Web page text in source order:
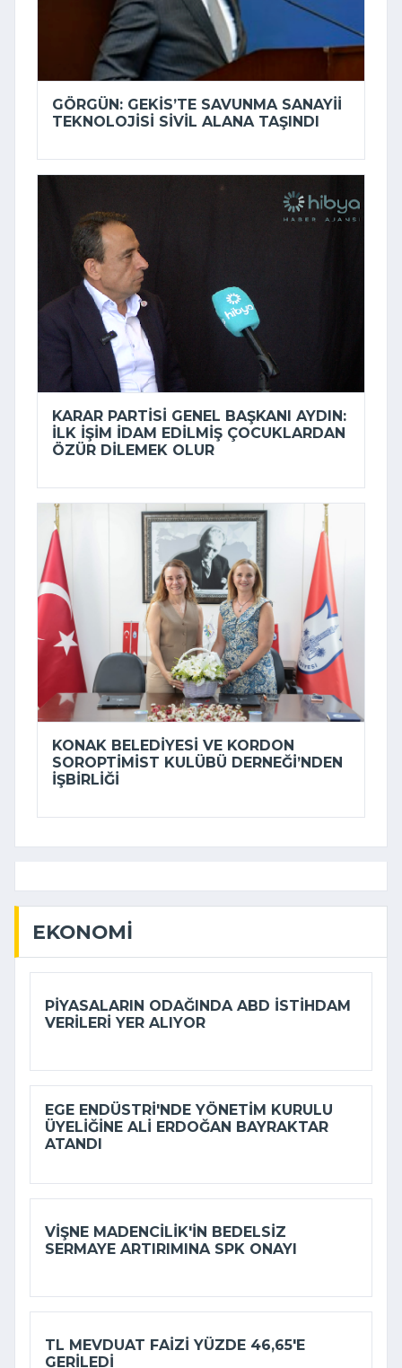
GÖRGÜN: GEKİS’TE SAVUNMA SANAYII
TEKNOLOJISI SIVIL ALANA TAŞINDI
KARAR PARTISI GENEL BAŞKANI AYDIN:
İLK IŞIM IDAM EDILMIŞ ÇOCUKLARDAN
ÖZÜR DILEMEK OLUR
KONAK BELEDIYESI VE KORDON
SOROPTIMIST KULÜBÜ DERNEĞI’NDEN
IŞBIRLIĞI
EKONOMI
PIYASALARIN ODAĞINDA ABD ISTIHDAM
VERILERI YER ALIYOR
EGE ENDÜSTRI'NDE YÖNETIM KURULU
ÜYELIĞINE ALI ERDOĞAN BAYRAKTAR
ATANDI
VIŞNE MADENCILIK'IN BEDELSIZ
SERMAYE ARTIRIMINA SPK ONAYI
TL MEVDUAT FAIZI YÜZDE 46,65'E
GERILEDI